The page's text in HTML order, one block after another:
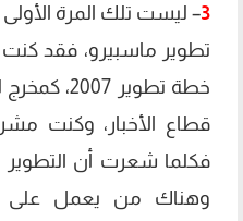
3– ليست تلك المرة
تطوير ماسبيرو، فقد كنت
خطة تطوير
قطاع الأخبار، وكنت
فكلما شعرت أن التطوير
وهناك من يعمل على